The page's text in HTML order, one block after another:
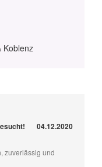
Koblenz
04.12.2020
zuverlässig und